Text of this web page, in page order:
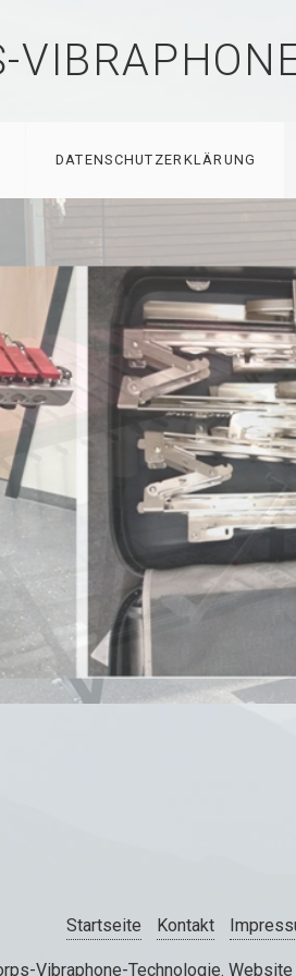
DATENSCHUTZERKLÄRUNG
Startseite Kontakt
Vibraphone-Technologie.